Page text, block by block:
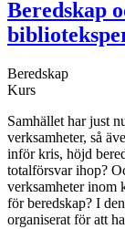
Beredskap
Beredskap
Kurs
Samhället har just
verksamheter, så
inför kris, höjd
totalförsvar ihop?
verksamheter inom
för beredskap? I
organiserat för att